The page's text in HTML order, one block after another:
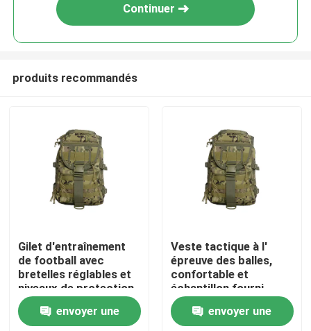
À la maison
Produits
Vidéos
Continuer
produits recommandés
Gilet d'entraînement
de football avec
bretelles réglables et
niveaux de protection
NIJ IV pour une
performance ultime
envoyer une
Veste tactique à l'
épreuve des balles,
confortable et
échantillon fourni.
envoyer une